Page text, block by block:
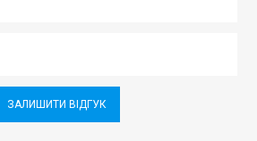
ЗАЛИШИТИ ВІДГУК